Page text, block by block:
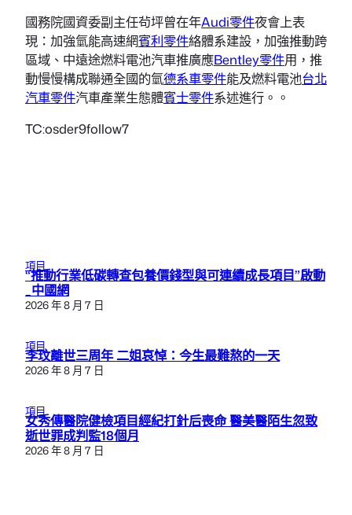
國務院國資委副主任茍坪曾在年Audi零件夜會上表
現：加強氫能高速網賓利零件絡體系建設，加強推動跨
區域、中遠途燃料電池汽車推廣應Bentley零件用，推
動慢慢構成聯通全國的氫德系車零件能及燃料電池台北
汽車零件汽車產業生態體賓士零件系述進行。。
TC:osder9follow7
項目
“推動行業低碳轉查包養價錢型與可連續成長項目”啟動
_中國網
2026 年 8 月 7 日
項目
李玟離世三周年 二姐哀悼：今生最難熬的一天
2026 年 8 月 7 日
項目
女秀傳醫院健檢項目經紀打針后喪命 醫美醫陌生忽致
逝世罪成判監18個月
2026 年 8 月 7 日